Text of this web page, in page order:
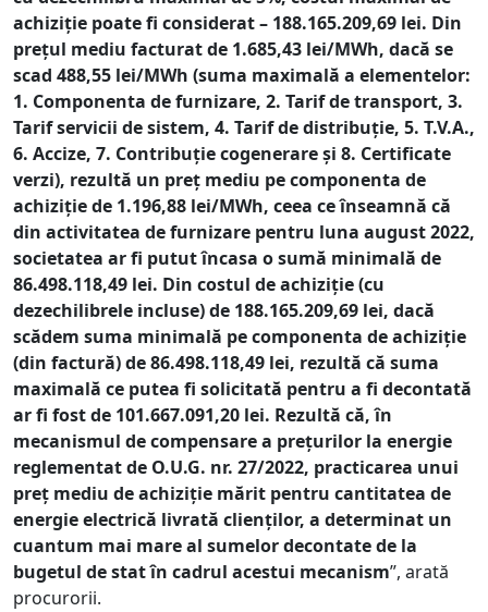
achiziție poate fi considerat – 188.165.209,69 lei. Din
prețul mediu facturat de 1.685,43 lei/MWh, dacă se
scad 488,55 lei/MWh (suma maximală a elementelor:
1. Componenta de furnizare, 2. Tarif de transport, 3.
Tarif servicii de sistem, 4. Tarif de distribuție, 5. T.V.A.,
6. Accize, 7. Contribuție cogenerare și 8. Certificate
verzi), rezultă un preț mediu pe componenta de
achiziție de 1.196,88 lei/MWh, ceea ce înseamnă că
din activitatea de furnizare pentru luna august 2022,
societatea ar fi putut încasa o sumă minimală de
86.498.118,49 lei. Din costul de achiziție (cu
dezechilibrele incluse) de 188.165.209,69 lei, dacă
scădem suma minimală pe componenta de achiziție
(din factură) de 86.498.118,49 lei, rezultă că suma
maximală ce putea fi solicitată pentru a fi decontată
ar fi fost de 101.667.091,20 lei. Rezultă că, în
mecanismul de compensare a prețurilor la energie
reglementat de O.U.G. nr. 27/2022, practicarea unui
preț mediu de achiziție mărit pentru cantitatea de
energie electrică livrată clienților, a determinat un
cuantum mai mare al sumelor decontate de la
bugetul de stat în cadrul acestui mecanism”, arată
procurorii.